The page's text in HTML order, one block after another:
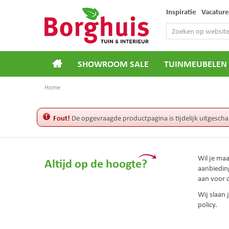
Home
Inspiratie
SHOWROOM SALE TUINMEUBELEN
Fout! De opgevraagde productpagina is tijdelijk
Altijd op de hoogte?
Wil je
aan voor
Wij slaan
policy.